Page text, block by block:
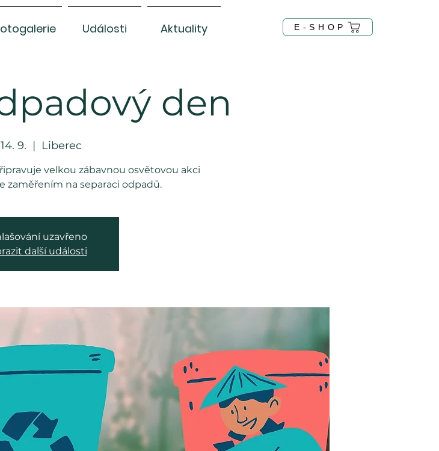
Události Aktuality E-SHOP
den
9.
  |
Liberec
velkou zábavnou osvětovou akci
zaměřením na separaci odpadů.
uzavřeno
další události